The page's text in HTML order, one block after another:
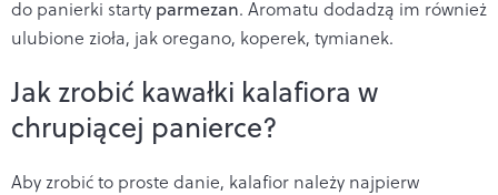
do panierki starty parmezan. Aromatu dodadzą im również
ulubione zioła, jak oregano, koperek, tymianek.
Jak zrobić kawałki kalafiora w
chrupiącej panierce?
Aby zrobić to proste danie, kalafior należy najpierw